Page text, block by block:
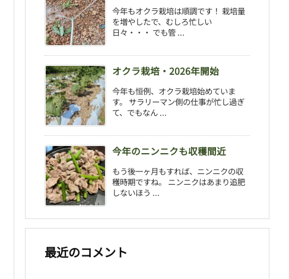
今年もオクラ栽培は順調です！ 栽培量
を増やしたで、むしろ忙しい
日々・・・ でも管 ...
オクラ栽培・2026年開始
今年も恒例、オクラ栽培始めていま
す。 サラリーマン側の仕事が忙し過ぎ
て、でもなん ...
今年のニンニクも収穫間近
もう後一ヶ月もすれば、ニンニクの収
穫時期ですね。 ニンニクはあまり追肥
しないほう ...
最近のコメント